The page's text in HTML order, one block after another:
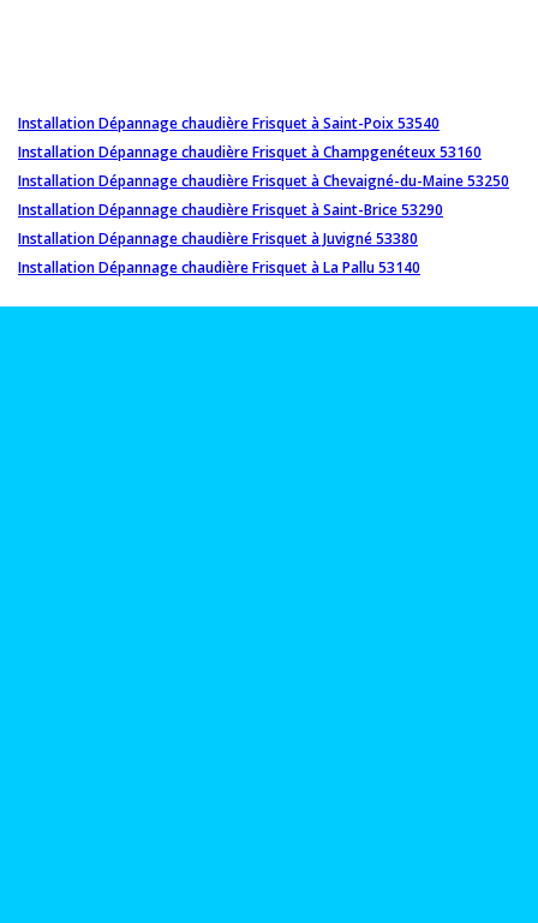
Installation Dépannage chaudière Frisquet à Saint-Poix 53540
Installation Dépannage chaudière Frisquet à Champgenéteux 53160
Installation Dépannage chaudière Frisquet à Chevaigné-du-Maine 53250
Installation Dépannage chaudière Frisquet à Saint-Brice 53290
Installation Dépannage chaudière Frisquet à Juvigné 53380
Installation Dépannage chaudière Frisquet à La Pallu 53140